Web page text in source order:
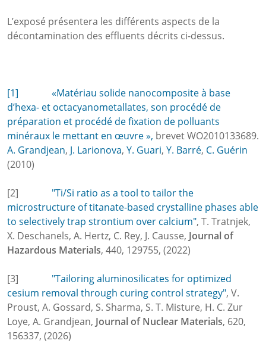
L’exposé présentera les différents aspects de la
décontamination des effluents décrits ci-dessus.
[1] «Matériau solide nanocomposite à base
d’hexa- et octacyanometallates, son procédé de
préparation et procédé de fixation de polluants
minéraux le mettant en œuvre », brevet WO2010133689.
A. Grandjean, J. Larionova, Y. Guari, Y. Barré, C. Guérin
(2010)
[2] "Ti/Si ratio as a tool to tailor the
microstructure of titanate-based crystalline phases able
to selectively trap strontium over calcium", T. Tratnjek,
X. Deschanels, A. Hertz, C. Rey, J. Causse, Journal of
Hazardous Materials, 440, 129755, (2022)
[3] "Tailoring aluminosilicates for optimized
cesium removal through curing control strategy", V.
Proust, A. Gossard, S. Sharma, S. T. Misture, H. C. Zur
Loye, A. Grandjean, Journal of Nuclear Materials, 620,
156337, (2026)